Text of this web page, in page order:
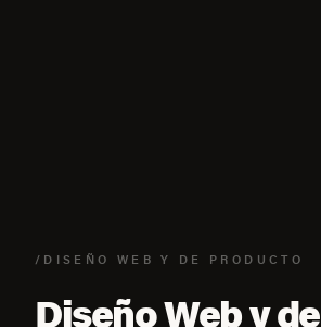
/DISEÑO WEB Y DE PRODUCTO
Diseño Web y de